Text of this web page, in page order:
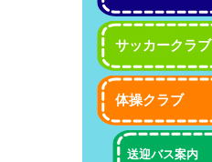
サッカークラブ
体操クラブ
送迎バス案内